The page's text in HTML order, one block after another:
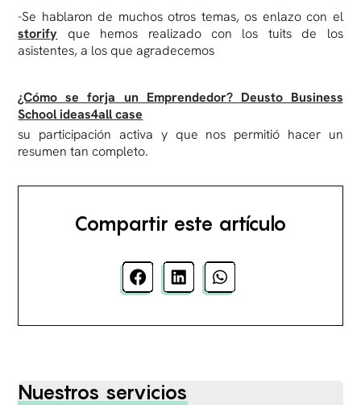
-Se hablaron de muchos otros temas, os enlazo con el
storify que hemos realizado con los tuits de los
asistentes, a los que agradecemos
¿Cómo se forja un Emprendedor? Deusto Business
School ideas4all case
su participación activa y que nos permitió hacer un
resumen tan completo.
Compartir este artículo
Nuestros servicios